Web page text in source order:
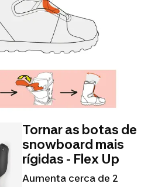
Tornar as botas de
snowboard mais
rígidas - Flex Up
Aumenta cerca de 2